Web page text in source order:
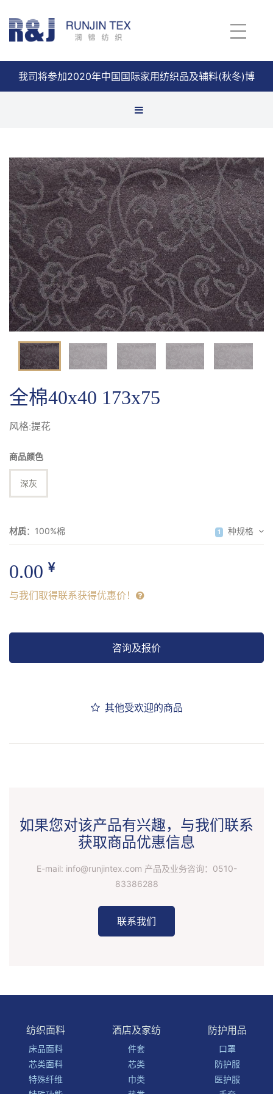
我司将参加2020年中国国际家用纺织品及辅料(秋冬)博
查看详情
缎条面料
缎纹
全涤布
提花
全棉40x40 173x75
风格:提花
商品颜色
深灰
材质： 100%棉 1 种规格
0.00
与我们取得联系获得优惠价！
咨询及报价
其他受欢迎的商品
如果您对该产品有兴趣，与我们联系
获取商品优惠信息
E-mail: info@runjintex.com 产品及业务咨询： 0510-
83386288
联系我们
纺织面料
床品面料
芯类面料
特殊纤维
酒店及家纺
件套
芯类
巾类
防护用品
口罩
防护服
医护服